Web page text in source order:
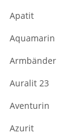
Apatit
Aquamarin
Armbänder
Auralit 23
Aventurin
Azurit